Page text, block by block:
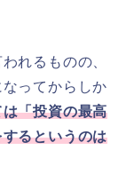
れるものの、
ってからしか
「投資の最高
るというのは